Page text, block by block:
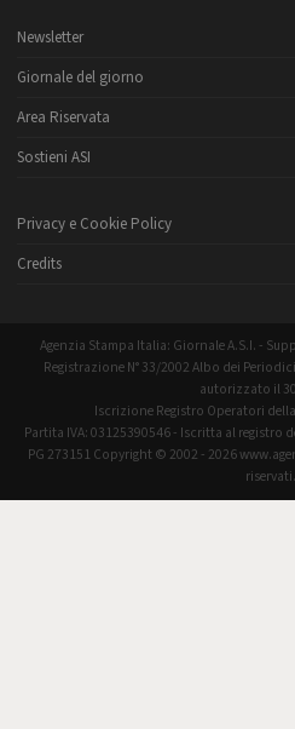
Newsletter
Giornale del giorno
Area Riservata
Sostieni ASI
Privacy e Cookie Policy
Credits
Agenzia Stampa Italia: Giornale A.S.I. -
Registrazione N° 33/2002 Albo dei
autorizzato il
Iscrizione Registro Operatori
Partita IVA: 03125390546 - Iscritta al registro
PG 273151 Copyright © 2002 - 2026
riservati.